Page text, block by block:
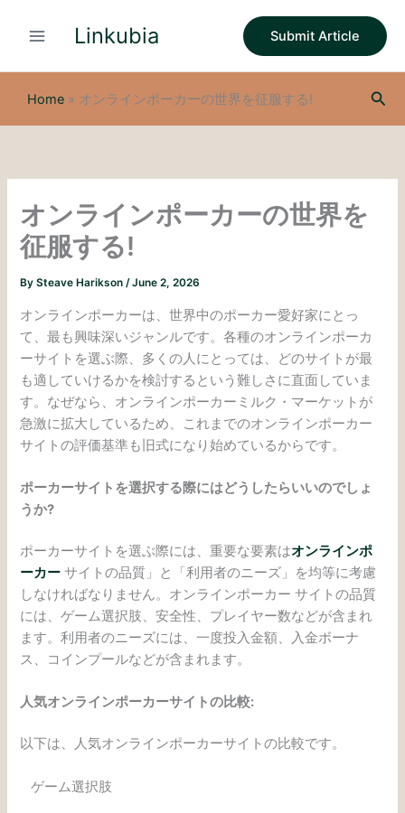
Linkubia Submit Article
Home » オンラインポーカーの世界を征服する!
オンラインポーカーの世界を
征服する!
BySteave Harikson/June 2, 2026
オンラインポーカーは、世界中のポーカー愛好家にとっ
て、最も興味深いジャンルです。各種のオンラインポーカ
ーサイトを選ぶ際、多くの人にとっては、どのサイトが最
も適していけるかを検討するという難しさに直面していま
す。なぜなら、オンラインポーカーミルク・マーケットが
急激に拡大しているため、これまでのオンラインポーカー
サイトの評価基準も旧式になり始めているからです。
ポーカーサイトを選択する際にはどうしたらいいのでしょ
うか?
ポーカーサイトを選ぶ際には、重要な要素はオンラインポ
ーカー サイトの品質」と「利用者のニーズ」を均等に考慮
しなければなりません。オンラインポーカー サイトの品質
には、ゲーム選択肢、安全性、プレイヤー数などが含まれ
ます。利用者のニーズには、一度投入金額、入金ボーナ
ス、コインプールなどが含まれます。
人気オンラインポーカーサイトの比較:
以下は、人気オンラインポーカーサイトの比較です。
ゲーム選択肢